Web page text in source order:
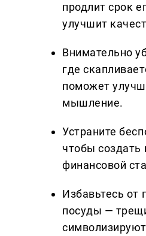
продлит срок
улучшит
Внимательно
где
поможет
мышление.
Устраните
чтобы создать
финансовой
Избавьтесь от
посуды —